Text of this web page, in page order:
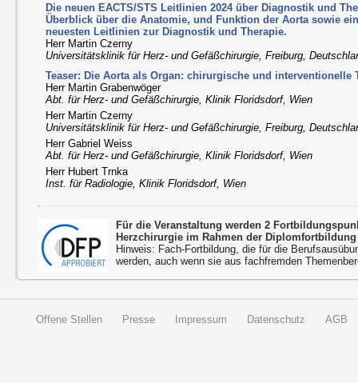
Die neuen EACTS/STS Leitlinien 2024 über Diagnostik und
Überblick über die Anatomie, und Funktion der Aorta sowie
neuesten Leitlinien zur Diagnostik und Therapie.
Herr Martin Czerny
Universitätsklinik für Herz- und Gefäßchirurgie, Freiburg,
Teaser: Die Aorta als Organ: chirurgische und interventionelle
Herr Martin Grabenwöger
Abt. für Herz- und Gefäßchirurgie, Klinik Floridsdorf, Wien
Herr Martin Czerny
Universitätsklinik für Herz- und Gefäßchirurgie, Freiburg,
Herr Gabriel Weiss
Abt. für Herz- und Gefäßchirurgie, Klinik Floridsdorf, Wien
Herr Hubert Trnka
Inst. für Radiologie, Klinik Floridsdorf, Wien
Für die Veranstaltung werden 2
Herzchirurgie im Rahmen der
Hinweis: Fach-Fortbildung, die für die
werden, auch wenn sie aus fachfremden
Offene Stellen Presse Impressum Datenschutz AGB